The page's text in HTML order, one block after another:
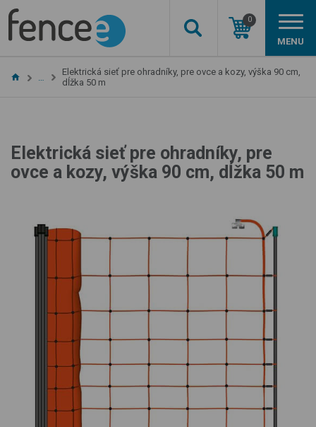
0
MENU
…
Elektrická sieť pre ohradníky, pre ovce a kozy, výška 90 cm,
dĺžka 50 m
Elektrická sieť pre ohradníky, pre
ovce a kozy, výška 90 cm, dĺžka 50 m